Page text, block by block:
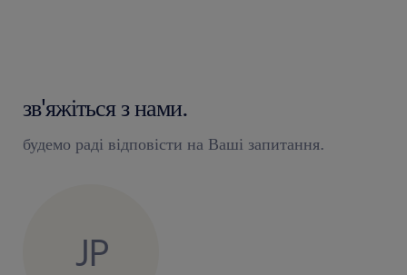
зв'яжіться з нами.
будемо раді відповісти на Ваші запитання.
JP